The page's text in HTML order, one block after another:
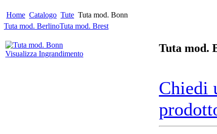
Home Catalogo Tute Tuta mod. Bonn
Tuta mod. BerlinoTuta mod. Brest
Visualizza Ingrandimento Tuta mod.
Chiedi